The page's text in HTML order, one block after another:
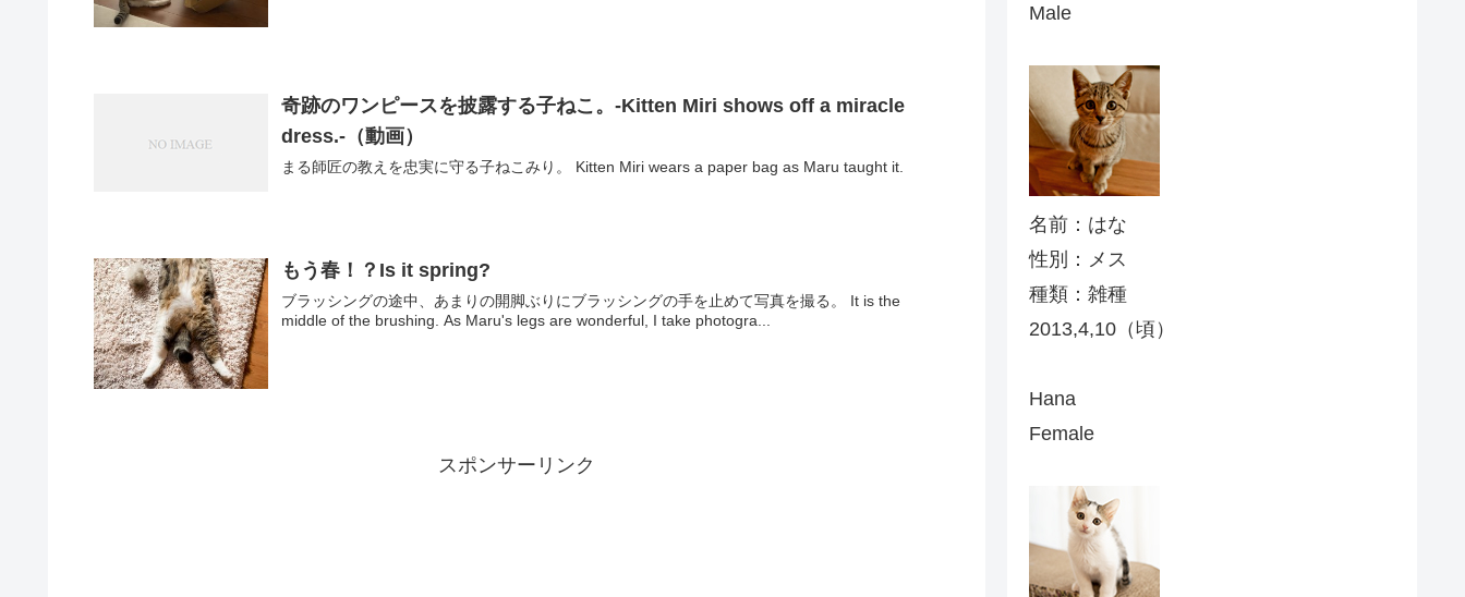
奇跡のワンピースを披露する子ねこ。-Kitten Miri shows off a miracle
dress.-（動画）
まる師匠の教えを忠実に守る子ねこみり。 Kitten Miri wears a paper bag as Maru taught it.
もう春！？Is it spring?
ブラッシングの途中、あまりの開脚ぶりにブラッシングの手を止めて写真を撮る。 It is the
middle of the brushing. As Maru's legs are wonderful, I take photogra...
スポンサーリンク
Male
名前：はな
性別：メス
種類：雑種
2013,4,10（頃）
Hana
Female